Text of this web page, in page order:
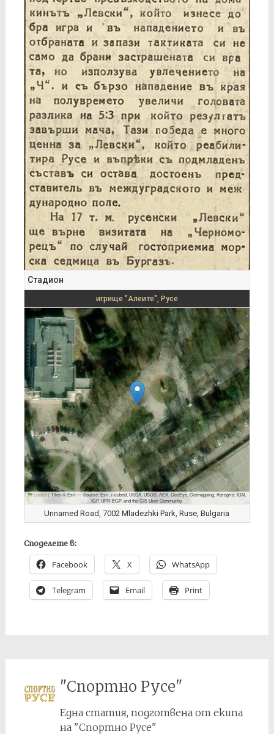
Стадион
игрище "Алеите", Русе
Leaflet |Tiles © Esri — Source: Esri, i-cubed, USDA, USGS, AEX, GeoEye, Getmapping, Aerogrid, IGN,
IGP, UPR-EGP, and the GIS User Community
Unnamed Road, 7002 Mladezhki Park, Ruse, Bulgaria
Споделете в:
Facebook X WhatsApp
Telegram Email Print
"Спортно Русе"
Една статия, подготвена от екипа
на "Спортно Русе"